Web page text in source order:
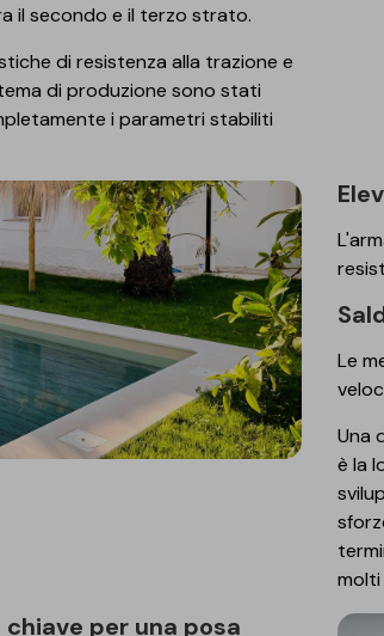
il secondo e il terzo strato.
di resistenza alla trazione e
di produzione sono stati
i parametri stabiliti
Le
Una
è la
molti